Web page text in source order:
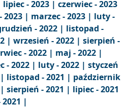
lipiec - 2023 | czerwiec - 2023
2023 | marzec - 2023 | luty -
- 2022 | listopad -
| wrzesień - 2022 | sierpień -
- 2022 | maj - 2022 |
- 2022 | luty - 2022 | styczeń
listopad - 2021 | październik
sierpień - 2021 | lipiec - 2021
|